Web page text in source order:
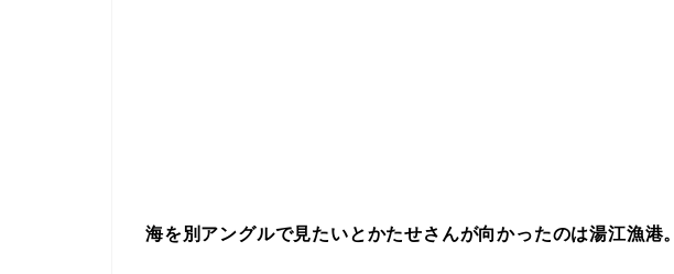
海を別アングルで見たいとかたせさんが向かったのは湯江漁港。